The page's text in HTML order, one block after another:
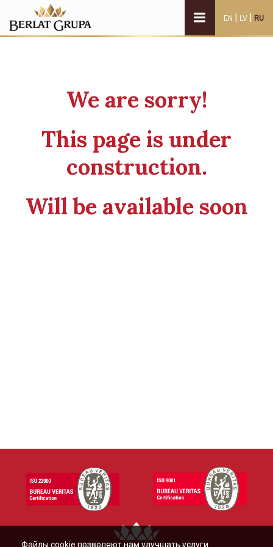
EN | LV | RU
We are sorry!
This page is under
construction.
Will be available soon
Файлы cookie позволяют нам улучшать услуги